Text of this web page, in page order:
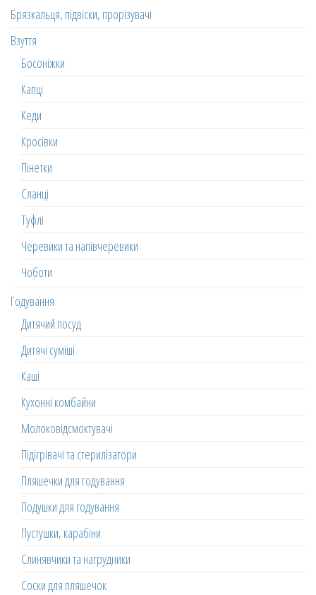
Брязкальця, підвіски, прорізувачі
Взуття
Босоніжки
Капці
Кеди
Кросівки
Пінетки
Сланці
Туфлі
Черевики та напівчеревики
Чоботи
Годування
Дитячий посуд
Дитячі суміші
Каші
Кухонні комбайни
Молоковідсмоктувачі
Підігрівачі та стерилізатори
Пляшечки для годування
Подушки для годування
Пустушки, карабіни
Слинявчики та нагрудники
Соски для пляшечок